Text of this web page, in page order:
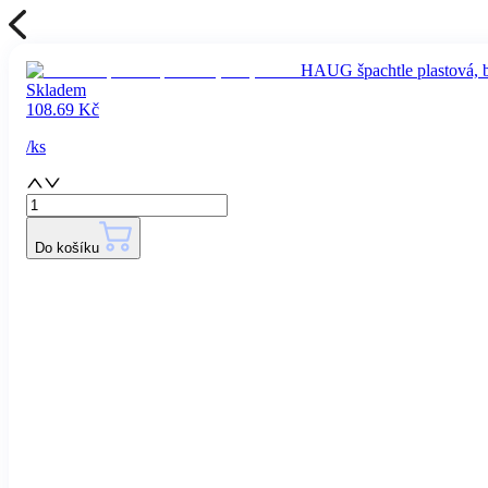
HAUG špachtle plastová,
Skladem
108.69 Kč
/ks
Do košíku